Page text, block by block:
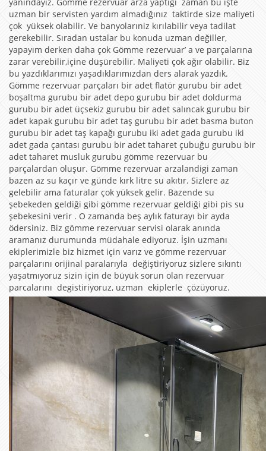
uzman bir servisten yardım almadığınız taktirde size maliyeti
çok yüksek olabilir. Ve banyolarıniz kırılabilir veya tadilat
gerekebilir. Sıradan ustalar bu konuda uzman değiller,
yapayım derken daha çok Gömme rezervuar’ a ve parçalarına
zarar verebilir,içine düşürebilir. Maliyeti çok ağır olabilir. Biz
bu yazdıklarımızı yaşadıklarımızdan ders alarak yazdık.
Gömme rezervuar parçaları bir adet flatör gurubu bir adet
boşaltma gurubu bir adet depo gurubu bir adet doldurma
gurubu bir adet üçsekiz gurubu bir adet salıncak gurubu bir
adet kapak gurubu bir adet taş gurubu bir adet basma buton
gurubu bir adet taş kapağı gurubu iki adet gada gurubu iki
adet gada çantası gurubu bir adet taharet çubuğu gurubu bir
adet taharet musluk gurubu gömme rezervuar bu
parçalardan oluşur. Gömme rezervuar arzalandigi zaman
bazen az su kaçır ve günde kırk litre su akıtır. Sizlere az
gelebilir ama faturalar çok yüksek gelir. Bazende su
şebekeden geldiği gibi gömme rezervuar geldiği gibi pis su
şebekesini verir . O zamanda beş aylık faturayı bir ayda
ödersiniz. Biz gömme rezervuar servisi olarak anında
aramanız durumunda müdahale ediyoruz. İşin uzmanı
ekiplerimizle biz hizmet için varız ve gömme rezervuar
parçalarını orijinal paralarıyla değiştiriyoruz sizlere sıkıntı
yaşatmıyoruz sizin için de büyük sorun olan rezervuar
parcalarını degistiriyoruz, uzman ekiplerle çözüyoruz.